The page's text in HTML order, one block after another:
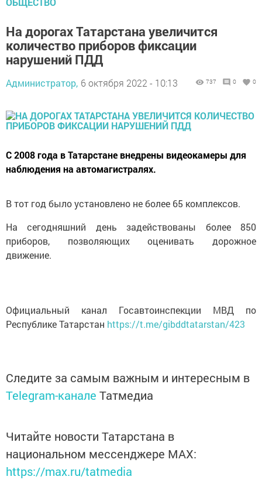
На дорогах Татарстана увеличится
количество приборов фиксации
нарушений ПДД
Администратор, 6 октября 2022 - 10:13 737 0 0
С 2008 года в Татарстане внедрены видеокамеры для
наблюдения на автомагистралях.
В тот год было установлено не более 65 комплексов.
На сегодняшний день задействованы более 850
приборов, позволяющих оценивать дорожное
движение.
Официальный канал Госавтоинспекции МВД по
Республике Татарстан https://t.me/gibddtatarstan/423
Следите за самым важным и интересным в
Telegram-канале Татмедиа
Читайте новости Татарстана в
национальном мессенджере MАХ:
https://max.ru/tatmedia